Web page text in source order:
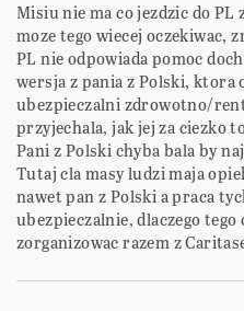
Misiu nie ma co jezdzic do PL
moze tego wiecej oczekiwac,
PL nie odpowiada pomoc
wersja z pania z Polski, ktora
ubezpieczalni zdrowotno/
przyjechala, jak jej za ciezko
Pani z Polski chyba bala by
Tutaj cla masy ludzi maja
nawet pan z Polski a praca
ubezpieczalnie, dlaczego
zorganizowac razem z